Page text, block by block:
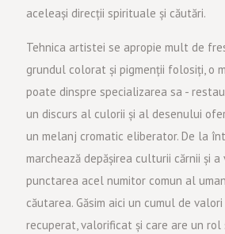
aceleași direcții spirituale și căutări.
Tehnica artistei se apropie mult de
grundul colorat și pigmenții folosiți, o
poate dinspre specializarea sa -
un discurs al culorii și al desenului
un melanj cromatic eliberator. De la
marchează depășirea culturii cărnii și
punctarea acel numitor comun al
căutarea. Găsim aici un cumul de
recuperat, valorificat și care are un rol